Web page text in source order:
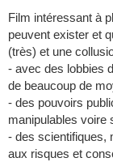
Film intéressant à
peuvent exister et
(très) et une
- avec des lobbies
de beaucoup de
- des pouvoirs
manipulables voire
- des scientifiques,
aux risques et